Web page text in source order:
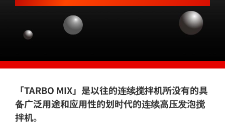
「TARBO MIX」是以往的连续搅拌机所没有的具
备广泛用途和应用性的划时代的连续高压发泡搅
拌机。